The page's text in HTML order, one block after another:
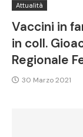
Attualità
Vaccini in
in coll.
Regionale
30 Marzo 2021